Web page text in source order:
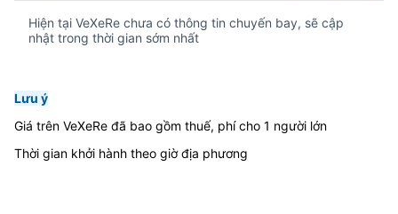
Hiện tại VeXeRe chưa có thông tin chuyến bay, sẽ cập
nhật trong thời gian sớm nhất
Lưu ý
Giá trên VeXeRe đã bao gồm thuế, phí cho 1 người lớn
Thời gian khởi hành theo giờ địa phương